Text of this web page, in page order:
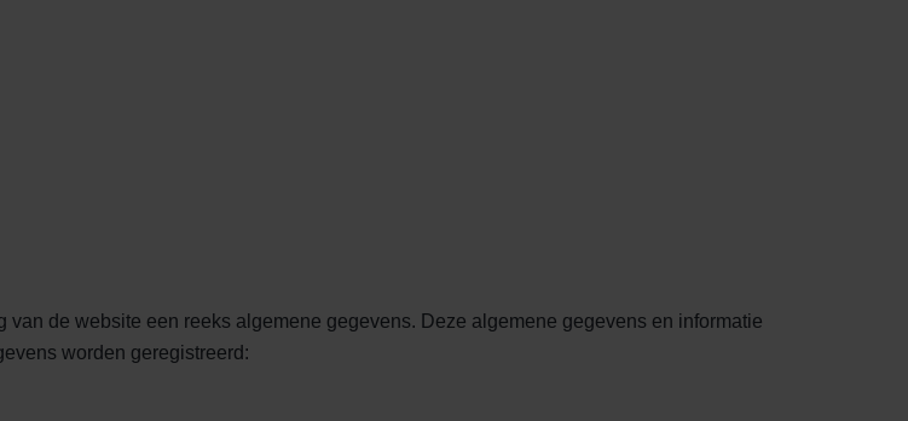
de website een reeks algemene gegevens. Deze algemene gegevens en informatie
worden geregistreerd: